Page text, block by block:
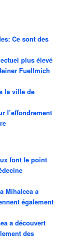
Ce sont des
plus élevé
Fuellmich
la ville de
l’effondrement
font le point
Mihalcea a
également
a découvert
des